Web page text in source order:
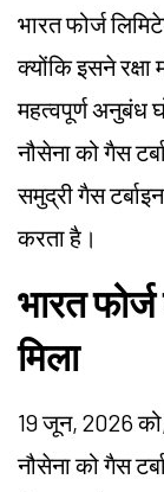
भारत फोर्ज
क्योंकि इसने
महत्वपूर्ण अनुबंध
नौसेना को गैस
समुद्री गैस
करता है।
भारत
मिला
19 जून, 2026
नौसेना को गैस